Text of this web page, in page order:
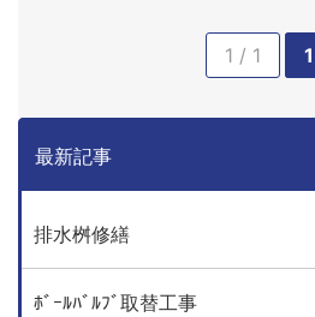
1 / 1 1
最新記事
排水桝修繕
ﾎﾞｰﾙﾊﾞﾙﾌﾞ取替工事